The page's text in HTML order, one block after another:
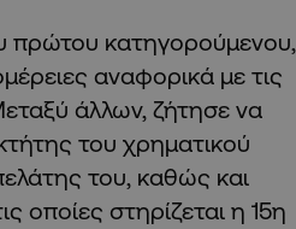
πρώτου κατηγορούμενου,
αναφορικά με τις
άλλων, ζήτησε να
του χρηματικού
του, καθώς και
οποίες στηρίζεται η 15η